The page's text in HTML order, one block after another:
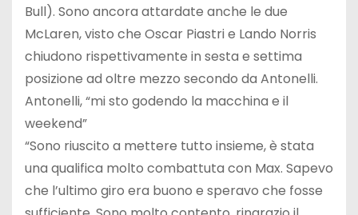
Bull). Sono ancora attardate anche le due
McLaren, visto che Oscar Piastri e Lando Norris
chiudono rispettivamente in sesta e settima
posizione ad oltre mezzo secondo da Antonelli.
Antonelli, “mi sto godendo la macchina e il
weekend”
“Sono riuscito a mettere tutto insieme, è stata
una qualifica molto combattuta con Max. Sapevo
che l’ultimo giro era buono e speravo che fosse